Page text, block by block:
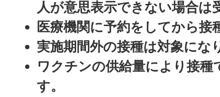
人が意思表示できない場合は
医療機関に予約をしてから接
実施期間外の接種は対象にな
ワクチンの供給量により接
す。